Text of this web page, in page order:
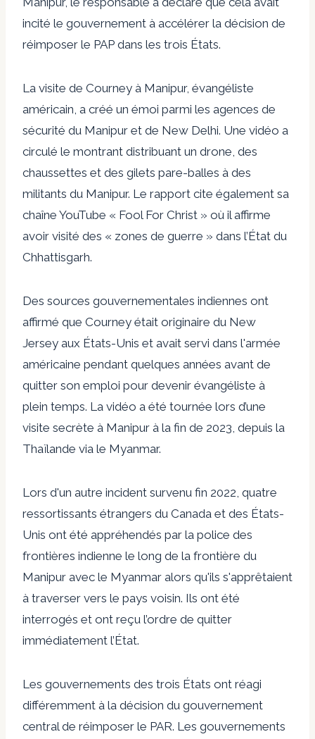
incité le gouvernement à accélérer la décision de
réimposer le PAP dans les trois États.
La visite de Courney à Manipur, évangéliste
américain, a créé un émoi parmi les agences de
sécurité du Manipur et de New Delhi. Une vidéo a
circulé le montrant distribuant un drone, des
chaussettes et des gilets pare-balles à des
militants du Manipur. Le rapport cite également sa
chaîne YouTube « Fool For Christ » où il affirme
avoir visité des « zones de guerre » dans l’État du
Chhattisgarh.
Des sources gouvernementales indiennes ont
affirmé que Courney était originaire du New
Jersey aux États-Unis et avait servi dans l'armée
américaine pendant quelques années avant de
quitter son emploi pour devenir évangéliste à
plein temps. La vidéo a été tournée lors d’une
visite secrète à Manipur à la fin de 2023, depuis la
Thaïlande via le Myanmar.
Lors d'un autre incident survenu fin 2022, quatre
ressortissants étrangers du Canada et des États-
Unis ont été appréhendés par la police des
frontières indienne le long de la frontière du
Manipur avec le Myanmar alors qu'ils s'apprêtaient
à traverser vers le pays voisin. Ils ont été
interrogés et ont reçu l’ordre de quitter
immédiatement l’État.
Les gouvernements des trois États ont réagi
différemment à la décision du gouvernement
central de réimposer le PAR. Les gouvernements